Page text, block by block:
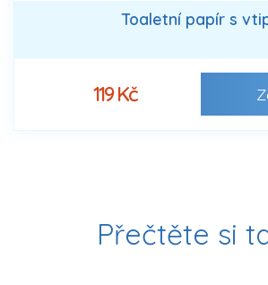
Toaletní papír s
119 Kč
Přečtěte si